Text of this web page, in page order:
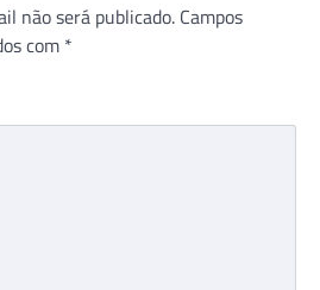
não será publicado. Campos
com *